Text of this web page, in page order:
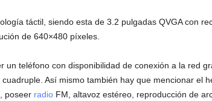
táctil, siendo esta de 3.2 pulgadas QVGA con
de 640×480 píxeles.
un teléfono con disponibilidad de conexión a la red
Así mismo también hay que mencionar el
, poseer radioFM, altavoz estéreo, reproducción de